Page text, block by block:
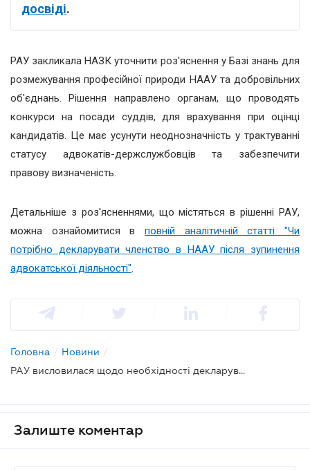
досвіді.
РАУ закликала НАЗК уточнити роз'яснення у Базі знань для
розмежування професійної природи НААУ та добровільних
об'єднань. Рішення направлено органам, що проводять
конкурси на посади суддів, для врахування при оцінці
кандидатів. Це має усунути неоднозначність у трактуванні
статусу адвокатів-держслужбовців та забезпечити
правову визначеність.
Детальніше з роз'ясненнями, що містяться в рішенні РАУ,
можна ознайомитися в повній аналітичній статті "Чи
потрібно декларувати членство в НААУ після зупинення
адвокатської діяльності".
Головна / Новини /
РАУ висловилася щодо необхідності декларування членства в НААУ після зупинення адвокатської практики
Залиште коментар